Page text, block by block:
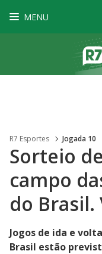
MENU
R7 Esportes Jogada 10
Sorteio
campo
do Brasil.
Jogos de ida e
Brasil estão